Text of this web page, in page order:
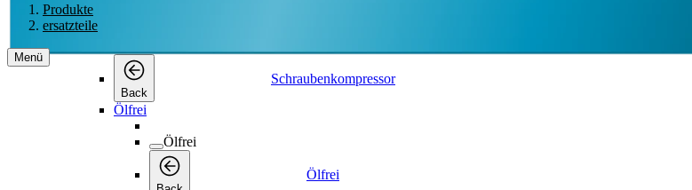
Produkte
ersatzteile
Menü
Schraubenkompressor
Back
Schraubenkompressor
Ölfrei
Ölfrei
Ölfrei